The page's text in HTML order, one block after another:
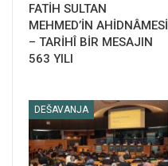
FATİH SULTAN
MEHMED’İN AHİDNÂMESİ
– TARİHÎ BİR MESAJIN
563 YILI
DEŠAVANJA